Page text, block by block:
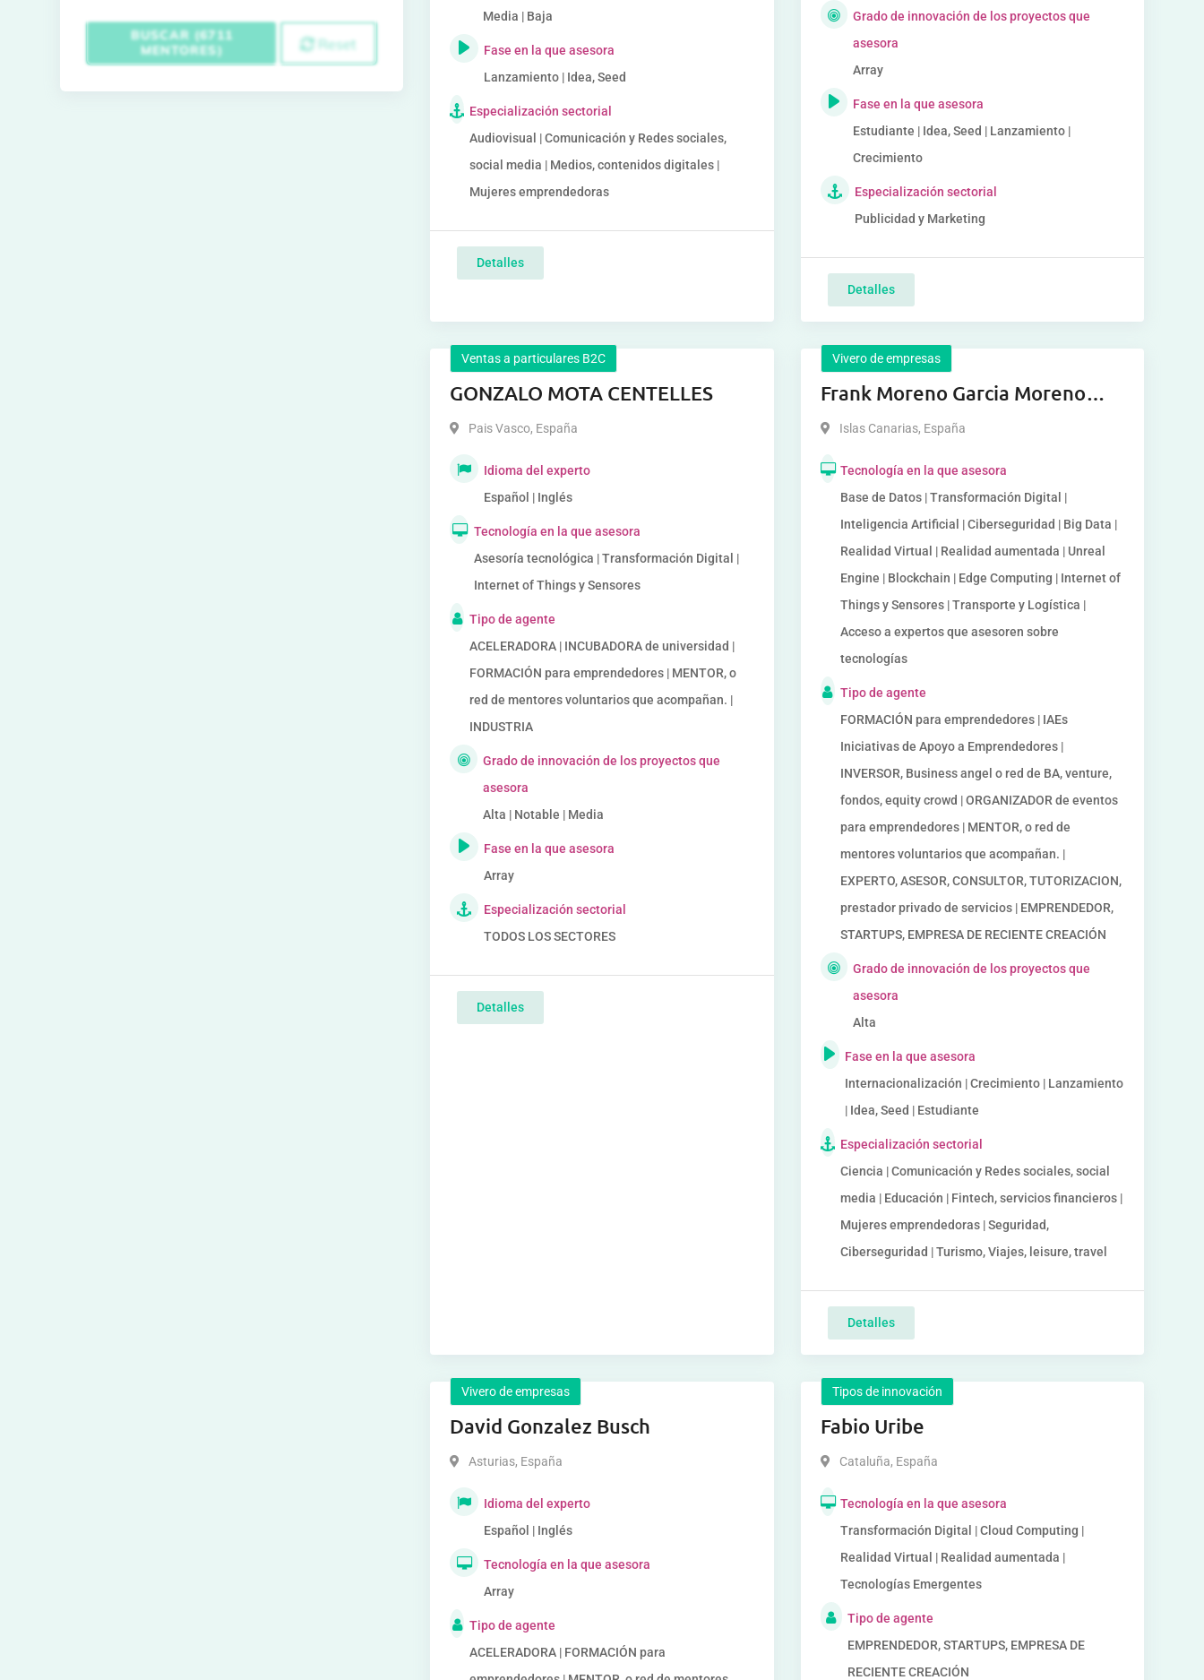
Media | Baja
Fase en la que asesora
Lanzamiento | Idea, Seed
Especialización sectorial
Audiovisual | Comunicación y Redes sociales,
social media | Medios, contenidos digitales |
Mujeres emprendedoras
Detalles
Grado de innovación de los proyectos que
asesora
Array
Fase en la que asesora
Estudiante | Idea, Seed | Lanzamiento |
Crecimiento
Especialización sectorial
Publicidad y Marketing
Detalles
Ventas a particulares B2C
GONZALO MOTA CENTELLES
Pais Vasco, España
Idioma del experto
Español | Inglés
Tecnología en la que asesora
Asesoría tecnológica | Transformación Digital |
Internet of Things y Sensores
Tipo de agente
ACELERADORA | INCUBADORA de universidad |
FORMACIÓN para emprendedores | MENTOR, o
red de mentores voluntarios que acompañan. |
INDUSTRIA
Grado de innovación de los proyectos que
asesora
Alta | Notable | Media
Fase en la que asesora
Array
Especialización sectorial
TODOS LOS SECTORES
Detalles
Vivero de empresas
Frank Moreno Garcia Moreno
Garcia Moreno Garcia
Islas Canarias, España
Tecnología en la que asesora
Base de Datos | Transformación Digital |
Inteligencia Artificial | Ciberseguridad | Big Data |
Realidad Virtual | Realidad aumentada | Unreal
Engine | Blockchain | Edge Computing | Internet of
Things y Sensores | Transporte y Logística |
Acceso a expertos que asesoren sobre
tecnologías
Tipo de agente
FORMACIÓN para emprendedores | IAEs
Iniciativas de Apoyo a Emprendedores |
INVERSOR, Business angel o red de BA, venture,
fondos, equity crowd | ORGANIZADOR de eventos
para emprendedores | MENTOR, o red de
mentores voluntarios que acompañan. |
EXPERTO, ASESOR, CONSULTOR, TUTORIZACION,
prestador privado de servicios | EMPRENDEDOR,
STARTUPS, EMPRESA DE RECIENTE CREACIÓN
Grado de innovación de los proyectos que
asesora
Alta
Fase en la que asesora
Internacionalización | Crecimiento | Lanzamiento
| Idea, Seed | Estudiante
Especialización sectorial
Ciencia | Comunicación y Redes sociales, social
media | Educación | Fintech, servicios financieros |
Mujeres emprendedoras | Seguridad,
Ciberseguridad | Turismo, Viajes, leisure, travel
Detalles
Vivero de empresas
David Gonzalez Busch
Asturias, España
Idioma del experto
Español | Inglés
Tecnología en la que asesora
Array
Tipo de agente
ACELERADORA | FORMACIÓN para
Tipos de innovación
Fabio Uribe
Cataluña, España
Tecnología en la que asesora
Transformación Digital | Cloud Computing |
Realidad Virtual | Realidad aumentada |
Tecnologías Emergentes
Tipo de agente
EMPRENDEDOR, STARTUPS, EMPRESA DE
RECIENTE CREACIÓN
BUSCAR (6711
MENTORES)
Reset